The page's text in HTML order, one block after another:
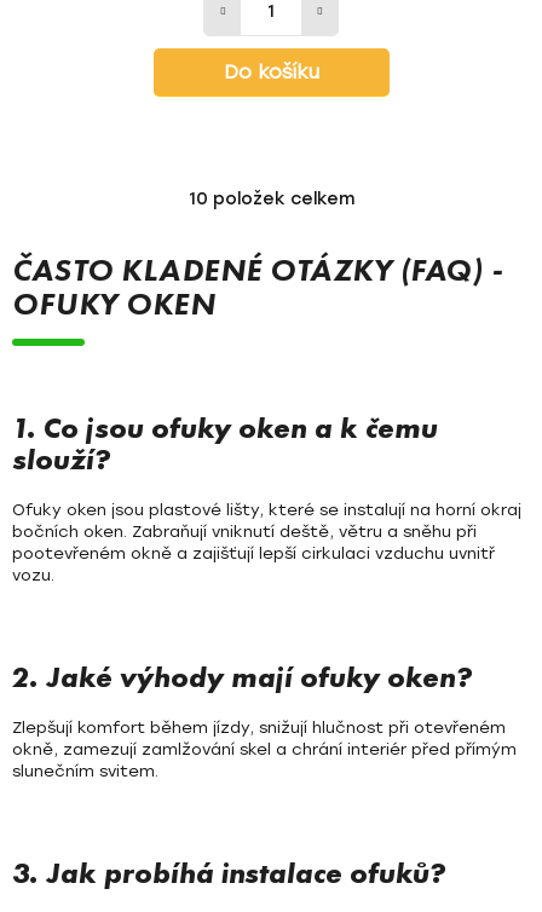
Do košíku
O
l
á
p
k
y
v
s
u
10 položek celkem
ČASTO KLADENÉ OTÁZKY (FAQ) -
OFUKY OKEN
1. Co jsou ofuky oken a k čemu
slouží?
Ofuky oken jsou plastové lišty, které se instalují na horní okraj
bočních oken. Zabraňují vniknutí deště, větru a sněhu při
pootevřeném okně a zajišťují lepší cirkulaci vzduchu uvnitř
vozu.
2. Jaké výhody mají ofuky oken?
Zlepšují komfort během jízdy, snižují hlučnost při otevřeném
okně, zamezují zamlžování skel a chrání interiér před přímým
slunečním svitem.
3. Jak probíhá instalace ofuků?